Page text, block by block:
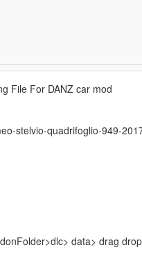
File For DANZ car mod
stelvio-quadrifoglio-949-
data> drag